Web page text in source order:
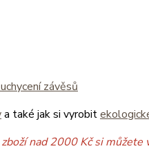
závěsů
a také jak si vyrobit
nad 2000 Kč si můžete